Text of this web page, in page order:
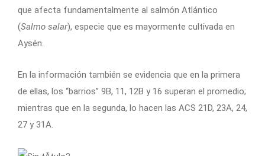
que afecta fundamentalmente al salmón Atlántico
(Salmo salar), especie que es mayormente cultivada en
Aysén.
En la información también se evidencia que en la primera
de ellas, los “barrios” 9B, 11, 12B y 16 superan el promedio;
mientras que en la segunda, lo hacen las ACS 21D, 23A, 24,
27 y 31A.